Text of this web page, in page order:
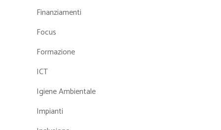
Finanziamenti
Focus
Formazione
ICT
Igiene Ambientale
Impianti